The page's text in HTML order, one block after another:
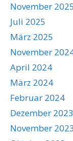
November 2025
Juli 2025
März 2025
November
April 2024
März 2024
Februar 2024
Dezember 2023
November 2023